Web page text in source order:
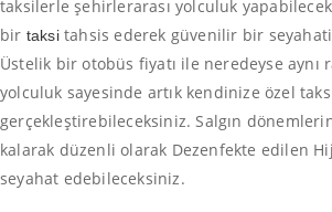
taksilerle şehirlerarası yolculuk
bir taksitahsis ederek güvenilir bir
Üstelik bir otobüs fiyatı ile neredeyse aynı
yolculuk sayesinde artık kendinize özel
gerçekleştirebileceksiniz. Salgın
kalarak düzenli olarak Dezenfekte edilen
seyahat edebileceksiniz.